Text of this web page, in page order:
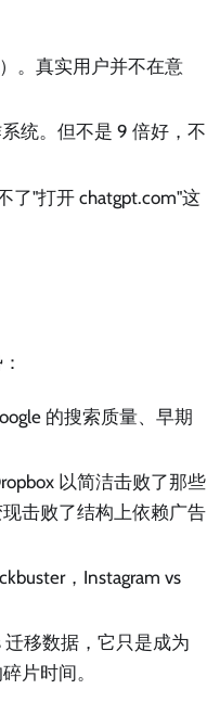
。真实用户并不在意
统。但不是 9 倍好，不
了"打开 chatgpt.com"这
的搜索质量、早期
以简洁击败了那些
击败了结构上依赖广告
，Instagram vs
移数据，它只是成为
片时间。